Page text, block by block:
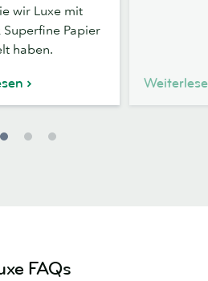
wir Luxe mit
Superfine Papier
haben.
FAQs